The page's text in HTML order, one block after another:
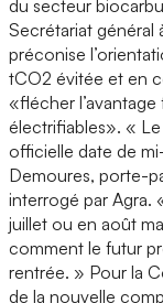
du secteur
Secrétariat général
préconise
tCO2 évitée et en
«flécher
électrifiables». «
officielle date de
Demoures, porte-
interrogé par Agra.
juillet ou en août
comment le futur
rentrée. » Pour la
de la nouvelle